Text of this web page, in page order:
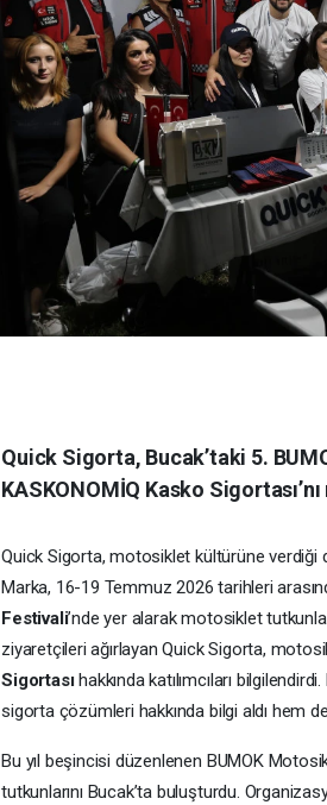
Quick Sigorta, Bucak’taki 5.
KASKONOMİQ Kasko
Quick Sigorta, motosiklet kültürüne verdiği
Marka, 16-19 Temmuz 2026 tarihleri
Festivali’nde yer alarak motosiklet
ziyaretçileri ağırlayan Quick Sigorta,
Sigortasıhakkında katılımcıları
sigorta çözümleri hakkında bilgi aldı hem
Bu yıl beşincisi düzenlenen BUMOK
tutkunlarını Bucak’ta buluşturdu.